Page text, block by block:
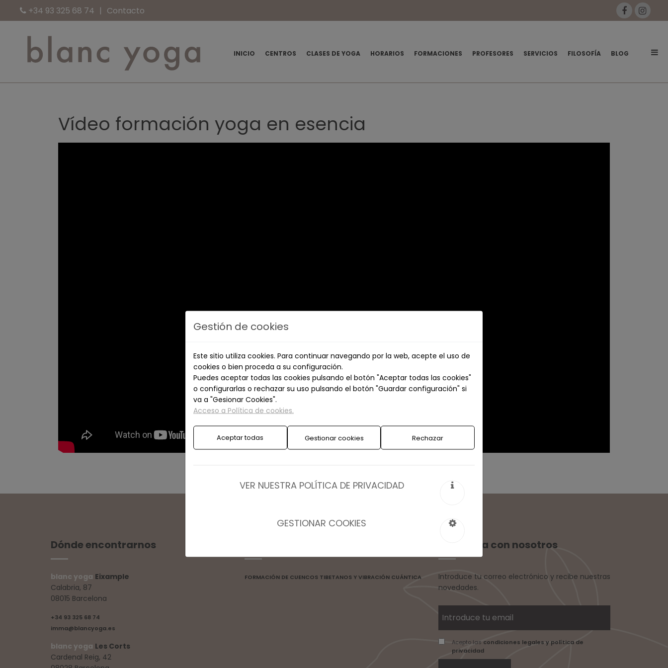
+34 93 325 68 74 Contacto
INICIO CENTROS CLASES DE YOGA HORARIOS FORMACIONES PROFESORES SERVICIOS FILOSOFÍA BLOG
Vídeo formación yoga en esencia
Dónde encontrarnos
blanc yoga Eixample
Calabria, 87
08015 Barcelona
+34 93 325 68 74
imma@blancyoga.es
blanc yoga Les Corts
Cardenal Reig, 42
FORMACIÓN DE CUENCOS TIBETANOS Y VIBRACIÓN CUÁNTICA
Contacta con nosotros
Introduce tu correo electrónico y recibe nuestras
novedades.
Acepto las condiciones legales y política de
privacidad
Gestión de cookies
Este sitio utiliza cookies. Para continuar navegando por la web, acepte el uso de
cookies o bien proceda a su configuración.
Puedes aceptar todas las cookies pulsando el botón "Aceptar todas las cookies"
o configurarlas o rechazar su uso pulsando el botón "Guardar configuración" si
va a "Gesionar Cookies".
Acceso a Política de cookies.
Aceptar todas Gestionar cookies Rechazar
VER NUESTRA POLÍTICA DE PRIVACIDAD
GESTIONAR COOKIES